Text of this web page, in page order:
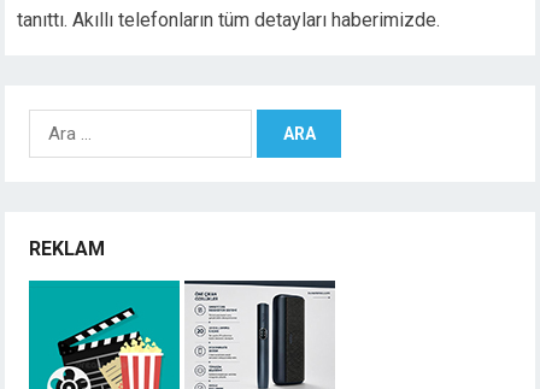
tanıttı. Akıllı telefonların tüm detayları haberimizde.
Arama:
REKLAM